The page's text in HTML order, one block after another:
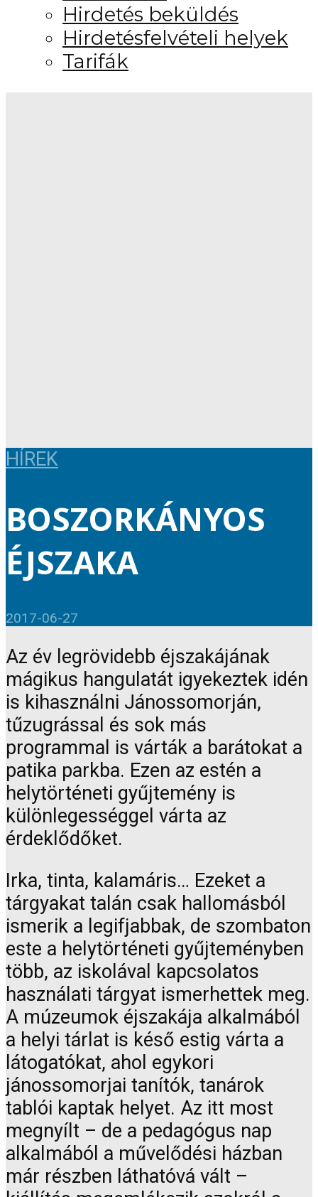
Hirdetés beküldés
Hirdetésfelvételi helyek
Tarifák
HÍREK
BOSZORKÁNYOS
ÉJSZAKA
2017-06-27
Az év legrövidebb éjszakájának
mágikus hangulatát igyekeztek idén
is kihasználni Jánossomorján,
tűzugrással és sok más
programmal is várták a barátokat a
patika parkba. Ezen az estén a
helytörténeti gyűjtemény is
különlegességgel várta az
érdeklődőket.
Irka, tinta, kalamáris… Ezeket a
tárgyakat talán csak hallomásból
ismerik a legifjabbak, de szombaton
este a helytörténeti gyűjteményben
több, az iskolával kapcsolatos
használati tárgyat ismerhettek meg.
A múzeumok éjszakája alkalmából
a helyi tárlat is késő estig várta a
látogatókat, ahol egykori
jánossomorjai tanítók, tanárok
tablói kaptak helyet. Az itt most
megnyílt – de a pedagógus nap
alkalmából a művelődési házban
már részben láthatóvá vált –